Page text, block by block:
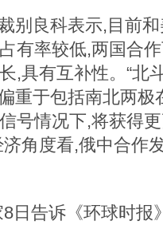
别良科表示,目前
有率较低,两国合
,具有互补性。“北
重于包括南北两
号情况下,将获得
角度看,俄中合作
日告诉《环球时报